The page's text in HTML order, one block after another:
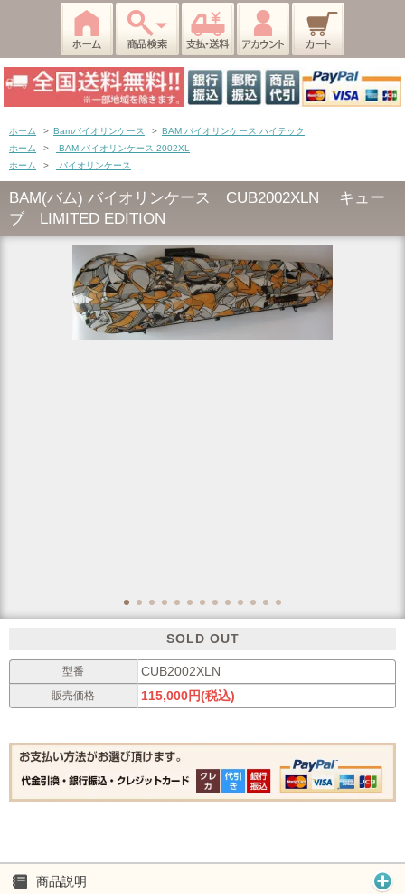
ホーム > Bamバイオリンケース > BAM バイオリンケース ハイテック
ホーム
>
BAM バイオリンケース 2002XL
ホーム
> バイオリンケース
BAM(バム) バイオリンケース CUB2002XLN キュー
ブ LIMITED EDITION
SOLD OUT
型番 CUB2002XLN
販売価格 115,000円(税込)
商品説明